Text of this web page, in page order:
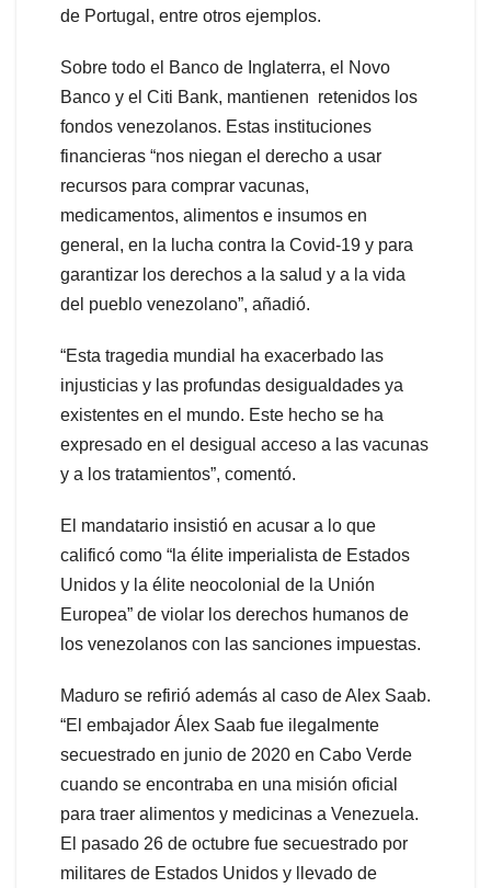
de Portugal, entre otros ejemplos.
Sobre todo el Banco de Inglaterra, el Novo
Banco y el Citi Bank, mantienen retenidos los
fondos venezolanos. Estas instituciones
financieras “nos niegan el derecho a usar
recursos para comprar vacunas,
medicamentos, alimentos e insumos en
general, en la lucha contra la Covid-19 y para
garantizar los derechos a la salud y a la vida
del pueblo venezolano”, añadió.
“Esta tragedia mundial ha exacerbado las
injusticias y las profundas desigualdades ya
existentes en el mundo. Este hecho se ha
expresado en el desigual acceso a las vacunas
y a los tratamientos”, comentó.
El mandatario insistió en acusar a lo que
calificó como “la élite imperialista de Estados
Unidos y la élite neocolonial de la Unión
Europea” de violar los derechos humanos de
los venezolanos con las sanciones impuestas.
Maduro se refirió además al caso de Alex Saab.
“El embajador Álex Saab fue ilegalmente
secuestrado en junio de 2020 en Cabo Verde
cuando se encontraba en una misión oficial
para traer alimentos y medicinas a Venezuela.
El pasado 26 de octubre fue secuestrado por
militares de Estados Unidos y llevado de